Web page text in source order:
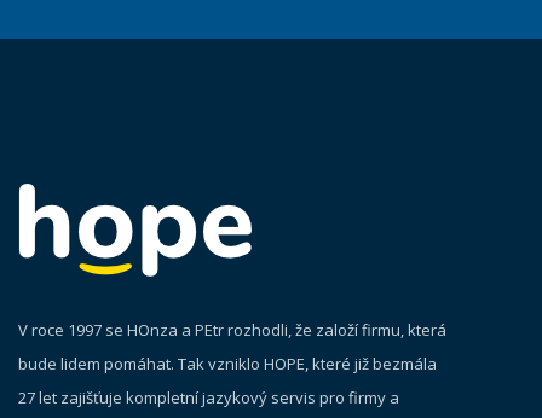
V roce 1997 se HOnza a PEtr rozhodli, že založí firmu, která
bude lidem pomáhat. Tak vzniklo HOPE, které již bezmála
27 let zajišťuje kompletní jazykový servis pro firmy a